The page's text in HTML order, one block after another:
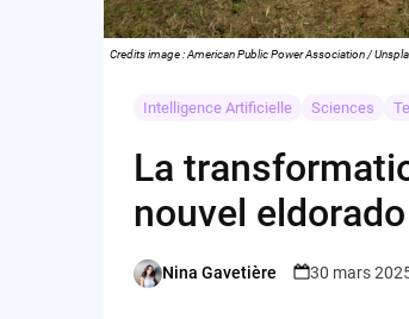
Credits image : American Public Power Association /
Intelligence Artificielle Sciences
La
nouvel
Posted
Nina Gavetière 30 mars